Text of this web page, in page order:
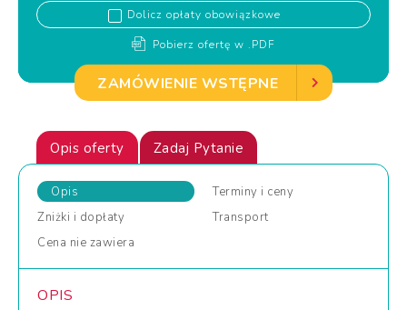
Dolicz opłaty obowiązkowe
Pobierz ofertę w .PDF
ZAMÓWIENIE WSTĘPNE
Opis oferty Zadaj Pytanie
Opis Terminy i ceny
Zniżki i dopłaty
Transport
Cena nie zawiera
OPIS